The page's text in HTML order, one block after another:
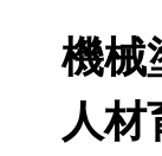
機械
人材